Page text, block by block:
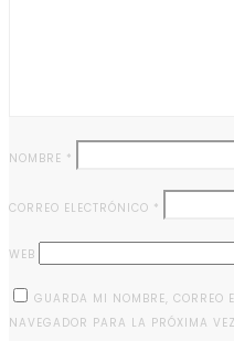
NOMBRE *
CORREO ELECTRÓNICO *
WEB
GUARDA MI NOMBRE, CORREO
NAVEGADOR PARA LA PRÓXIMA VEZ